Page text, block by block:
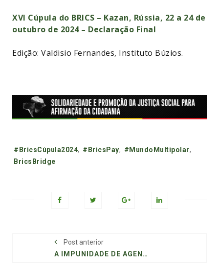
XVI Cúpula do BRICS – Kazan, Rússia, 22 a 24 de
outubro de 2024 – Declaração Final
Edição: Valdisio Fernandes, Instituto Búzios.
Tags:
#BricsCúpula2024, #BricsPay, #MundoMultipolar,
BricsBridge
Post anterior
A IMPUNIDADE DE AGENTES DA LEI NAS VIOLAÇÕES CONTRA AFRODESCENDENTES